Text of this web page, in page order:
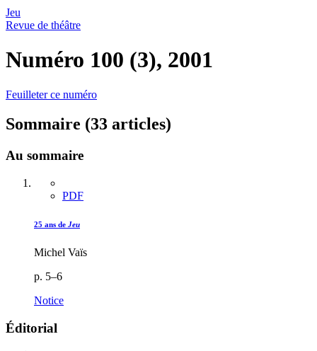
Jeu
Revue de théâtre
Numéro 100 (3), 2001
Feuilleter ce numéro
Sommaire (33 articles)
Au sommaire
PDF
25 ans de Jeu
Michel Vaïs
p. 5–6
Notice
Éditorial